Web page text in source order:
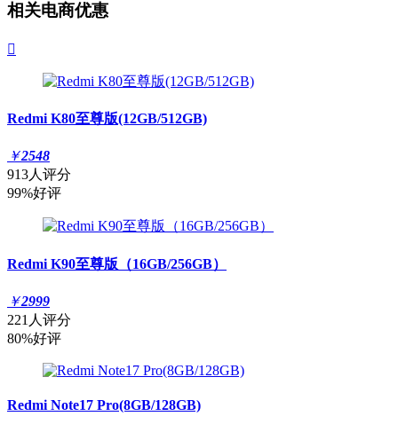
相关电商优惠

Redmi K80至尊版(12GB/512GB)
￥2548
913人评分
99%好评
Redmi K90至尊版（16GB/256GB）
￥2999
221人评分
80%好评
Redmi Note17 Pro(8GB/128GB)